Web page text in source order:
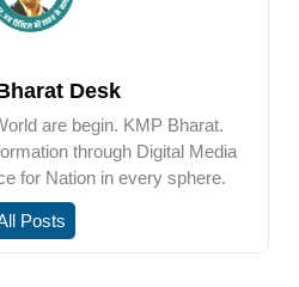
Desk
are begin. KMP Bharat.
through Digital Media
for Nation in every sphere.
Posts